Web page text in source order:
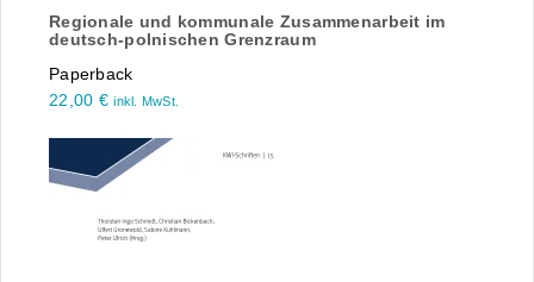
Regionale und kommunale Zusammenarbeit im
deutsch-polnischen Grenzraum
Paperback
22,00 € inkl. MwSt.